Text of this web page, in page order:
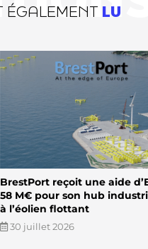
ÉGALEMENT LU
BrestPort reçoit une aide
58 M€ pour son hub
à l’éolien flottant
30 juillet 2026